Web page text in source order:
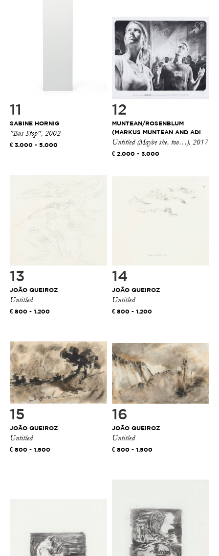
11
SABINE HORNIG
"Bus Stop", 2002
3.000 - 5.000
12
MUNTEAN/ROSENBLUM
(MARKUS MUNTEAN AND ADI
R...
Untitled (Maybe she, too…), 2017
2.000 - 3.000
13
JOÃO QUEIROZ
Untitled
800 - 1.200
14
JOÃO QUEIROZ
Untitled
800 - 1.200
15
JOÃO QUEIROZ
Untitled
800 - 1.500
16
JOÃO QUEIROZ
Untitled
800 - 1.500